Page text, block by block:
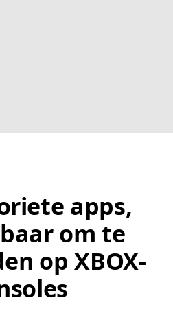
apps,
om te
op XBOX-